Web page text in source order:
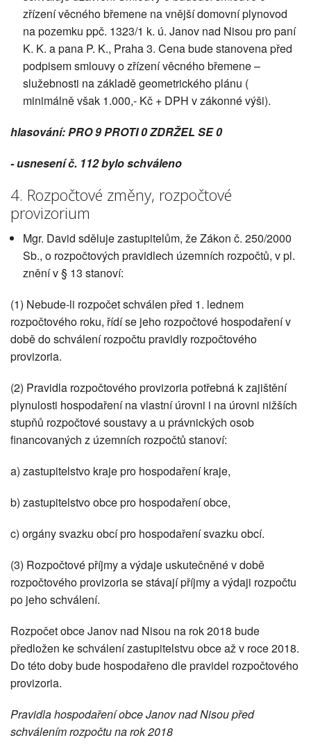
zřízení věcného břemene na vnější domovní plynovod
na pozemku ppč. 1323/1 k. ú. Janov nad Nisou pro paní
K. K. a pana P. K., Praha 3. Cena bude stanovena před
podpisem smlouvy o zřízení věcného břemene –
služebnosti na základě geometrického plánu (
minimálně však 1.000,- Kč + DPH v zákonné výši).
hlasování: PRO 9 PROTI 0 ZDRŽEL SE 0
- usnesení č. 112 bylo schváleno
4. Rozpočtové změny, rozpočtové
provizorium
Mgr. David sděluje zastupitelům, že Zákon č. 250/2000
Sb., o rozpočtových pravidlech územních rozpočtů, v pl.
znění v § 13 stanoví:
(1) Nebude-li rozpočet schválen před 1. lednem
rozpočtového roku, řídí se jeho rozpočtové hospodaření v
době do schválení rozpočtu pravidly rozpočtového
provizoria.
(2) Pravidla rozpočtového provizoria potřebná k zajištění
plynulosti hospodaření na vlastní úrovni i na úrovni nižších
stupňů rozpočtové soustavy a u právnických osob
financovaných z územních rozpočtů stanoví:
a) zastupitelstvo kraje pro hospodaření kraje,
b) zastupitelstvo obce pro hospodaření obce,
c) orgány svazku obcí pro hospodaření svazku obcí.
(3) Rozpočtové příjmy a výdaje uskutečněné v době
rozpočtového provizoria se stávají příjmy a výdaji rozpočtu
po jeho schválení.
Rozpočet obce Janov nad Nisou na rok 2018 bude
předložen ke schválení zastupitelstvu obce až v roce 2018.
Do této doby bude hospodařeno dle pravidel rozpočtového
provizoria.
Pravidla hospodaření obce Janov nad Nisou před
schválením rozpočtu na rok 2018